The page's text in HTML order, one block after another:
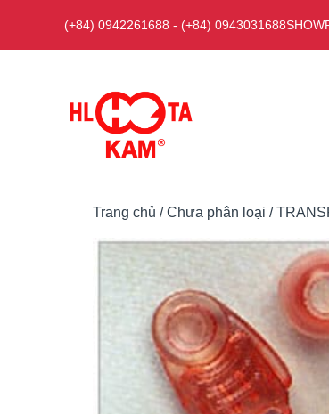
nội
(+84) 0942261688 - (+84) 0943031688
Trang chủ /Chưa phân loại /